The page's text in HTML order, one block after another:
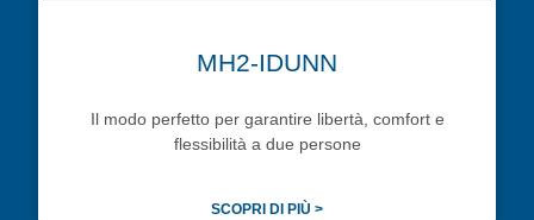
MH2-IDUNN
Il modo perfetto per garantire libertà, comfort e
flessibilità a due persone
SCOPRI DI PIÙ >